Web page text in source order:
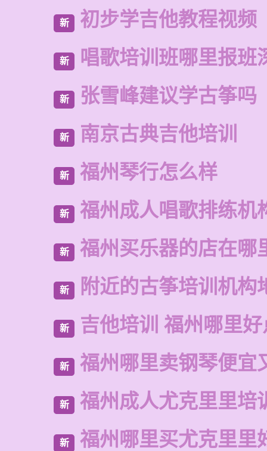
新 初步学吉他教程视频
新 唱歌培训班哪里报班
新 张雪峰建议学古筝吗
新 南京古典吉他培训
新 福州琴行怎么样
新 福州成人唱歌排练机
新 福州买乐器的店在哪
新 附近的古筝培训机构
新 吉他培训 福州哪里好
新 福州哪里卖钢琴便宜
新 福州成人尤克里里培
新 福州哪里买尤克里里